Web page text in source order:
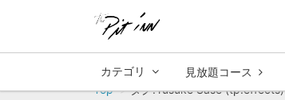
カテゴリ 見放題コース
Top
タグ:Yusuke Sase (tp.effects)